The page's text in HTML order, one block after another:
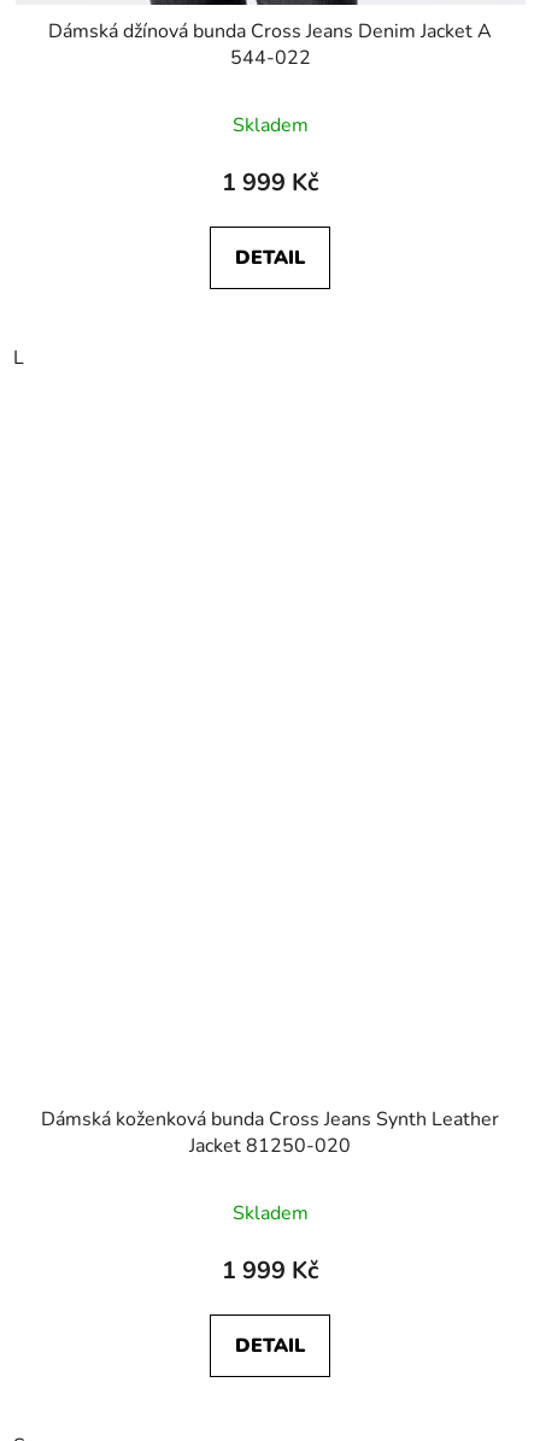
Dámská džínová bunda Cross Jeans Denim Jacket A
544-022
Skladem
1 999 Kč
DETAIL
L
Dámská koženková bunda Cross Jeans Synth Leather
Jacket 81250-020
Skladem
1 999 Kč
DETAIL